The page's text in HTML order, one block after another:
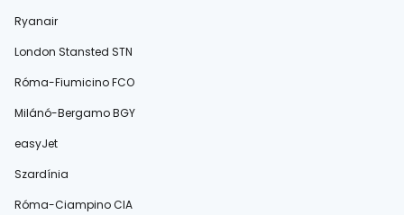
Ryanair
London Stansted STN
Róma-Fiumicino FCO
Milánó-Bergamo BGY
easyJet
Szardínia
Róma-Ciampino CIA